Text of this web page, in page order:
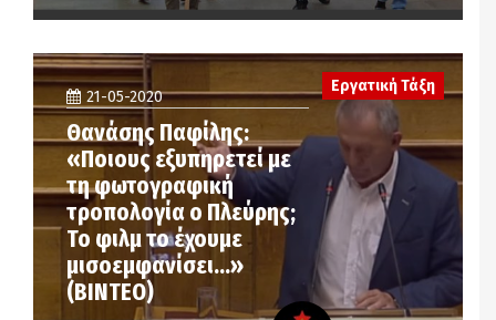
21-05-2020
Θανάσης Παφίλης:
«Ποιους εξυπηρετεί με
τη φωτογραφική
τροπολογία ο Πλεύρης;
Το φιλμ το έχουμε
μισοεμφανίσει…»
(ΒΙΝΤΕΟ)
Εργατική Τάξη